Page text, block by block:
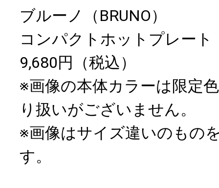
ブルーノ（BRUNO）
コンパクトホットプレート
9,680円（税込）
※画像の本体カラーは限定
り扱いがございません。
※画像はサイズ違いのもの
す。